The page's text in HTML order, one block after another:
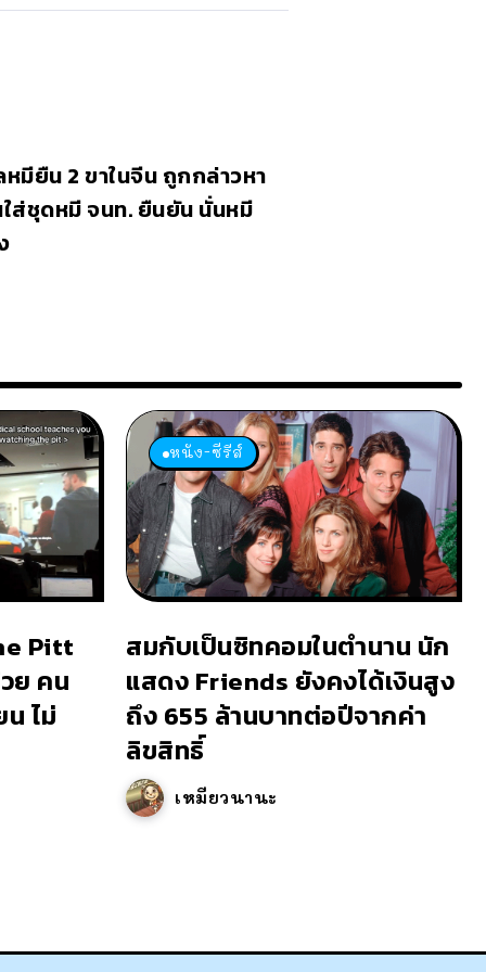
หมียืน 2 ขาในจีน ถูกกล่าวหา
ใส่ชุดหมี จนท. ยืนยัน นั่นหมี
Pitt
ย คน
ไม่
หนัง-ซีรีส์
สมกับเป็นซิทคอมในตำนาน นัก
แสดง Friends ยังคงได้เงินสูง
ถึง 655 ล้านบาทต่อปีจากค่า
ลิขสิทธิ์
เหมียวนานะ